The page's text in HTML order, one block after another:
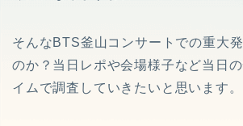
そんなBTS釜山コンサートでの重大
のか？当日レポや会場様子など当日
イムで調査していきたいと思います。